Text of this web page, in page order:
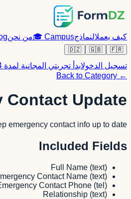
كيف يعملالنماذجCampus
🎓من نحن
🇫🇷
🇬🇧
🇩🇿
تسجيل الدخولابدأ تجربتي المجانية لمدة 14 يوماً
← Back to Category
Contact Update
emergency contact info up to date.
Included Fields
Full Name (text)
Contact Name (text)
Contact Phone (tel )
Relationship (text)